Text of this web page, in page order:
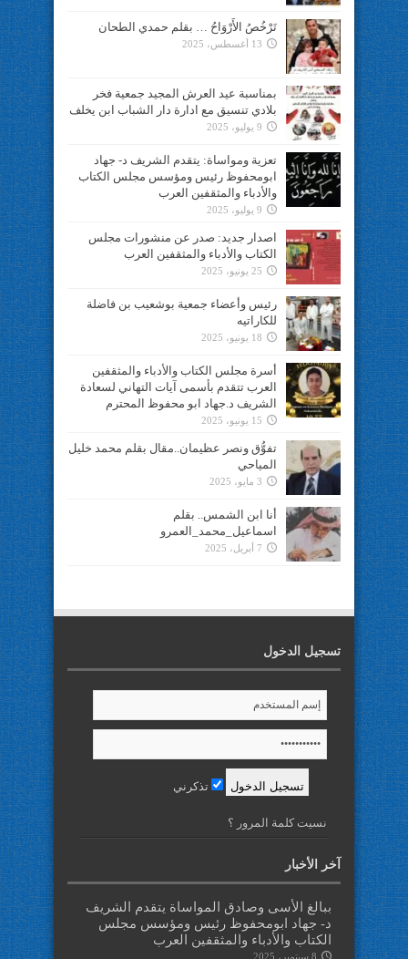
تَرْخُصُ الأَرْوَاحُ … بقلم حمدي الطحان
13 أغسطس، 2025
بمناسبة عيد العرش المجيد جمعية فخر
بلادي تنسيق مع ادارة دار الشباب ابن يخلف
9 يوليو، 2025
تعزية ومواساة: يتقدم الشريف د- جهاد
ابومحفوظ رئيس ومؤسس مجلس الكتاب
والأدباء والمثقفين العرب
9 يوليو، 2025
اصدار جديد: صدر عن منشورات مجلس
الكتاب والأدباء والمثقفين العرب
25 يونيو، 2025
رئيس وأعضاء جمعية بوشعيب بن فاضلة
للكاراتيه
18 يونيو، 2025
أسرة مجلس الكتاب والأدباء والمثقفين
العرب تتقدم بأسمى آيات التهاني لسعادة
الشريف د.جهاد ابو محفوظ المحترم
15 يونيو، 2025
تفوُّق ونصر عظيمان..مقال بقلم محمد خليل
المياحي
3 مايو، 2025
أنا ابن الشمس.. بقلم
اسماعيل_محمد_العمرو
7 أبريل، 2025
تسجيل الدخول
تذكرني
نسيت كلمة المرور ؟
آخر الأخبار
ببالغ الأسى وصادق المواساة يتقدم الشريف
د- جهاد ابومحفوظ رئيس ومؤسس مجلس
الكتاب والأدباء والمثقفين العرب
8 سبتمبر، 2025